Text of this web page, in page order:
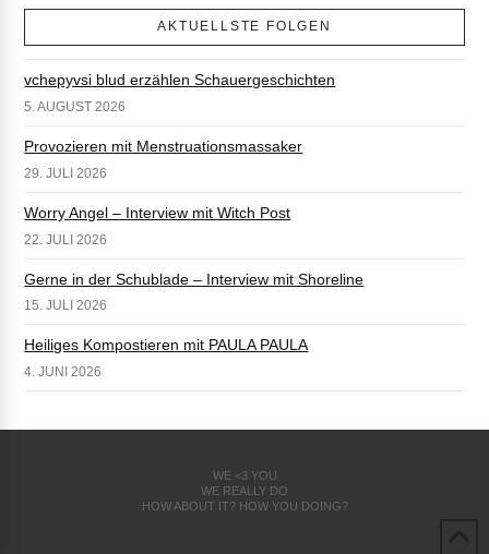
AKTUELLSTE FOLGEN
vchepyvsi blud erzählen Schauergeschichten
5. AUGUST 2026
Provozieren mit Menstruationsmassaker
29. JULI 2026
Worry Angel – Interview mit Witch Post
22. JULI 2026
Gerne in der Schublade – Interview mit Shoreline
15. JULI 2026
Heiliges Kompostieren mit PAULA PAULA
4. JUNI 2026
WE <3 YOU
WE REALLY DO
HOW ABOUT IT? HOW YOU DOING?